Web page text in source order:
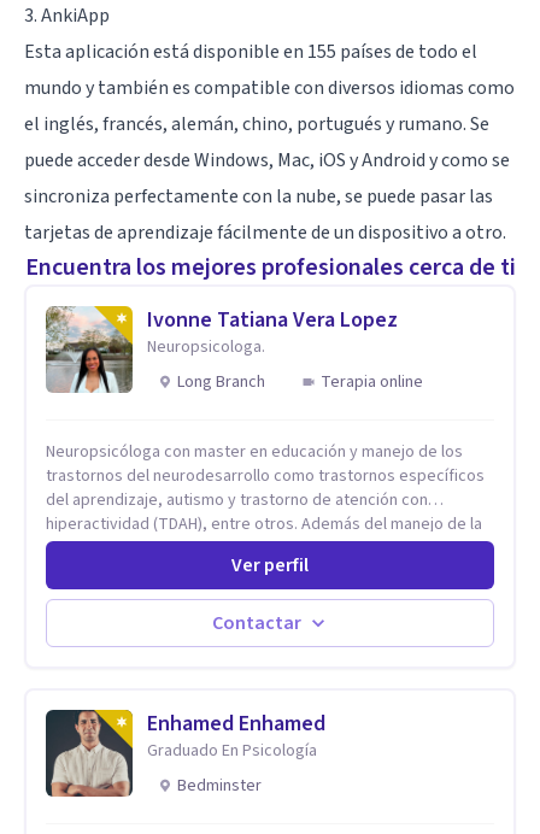
3. AnkiApp
Esta aplicación está disponible en 155 países de todo el
mundo y también es compatible con diversos idiomas como
el inglés, francés, alemán, chino, portugués y rumano. Se
puede acceder desde Windows, Mac, iOS y Android y como se
sincroniza perfectamente con la nube, se puede pasar las
tarjetas de aprendizaje fácilmente de un dispositivo a otro.
Encuentra los mejores profesionales cerca de ti
Ivonne Tatiana Vera Lopez
Neuropsicologa.
Long Branch
Terapia online
Neuropsicóloga con master en educación y manejo de los
trastornos del neurodesarrollo como trastornos específicos
del aprendizaje, autismo y trastorno de atención con
hiperactividad (TDAH), entre otros. Además del manejo de la
depresión, ansiedad y demás conflictos de la dimensión
tipo de terapia para mi lo más importante es el individuo,
trabajo no solo con mis pacientes sino con todo su entorno,
núcleo familiar, social, académico. El arte de conocernos, de
raíz llevándonos a crear nuevas conexiones cerebrales,
espirituales, emocionales y físicas. Cada proceso es
individual y cada situación por la que se consulta nunca será
un problema sino una oportunidad para volver a empezar
Ver perfil
Contactar
Enhamed Enhamed
Graduado En Psicología
Bedminster